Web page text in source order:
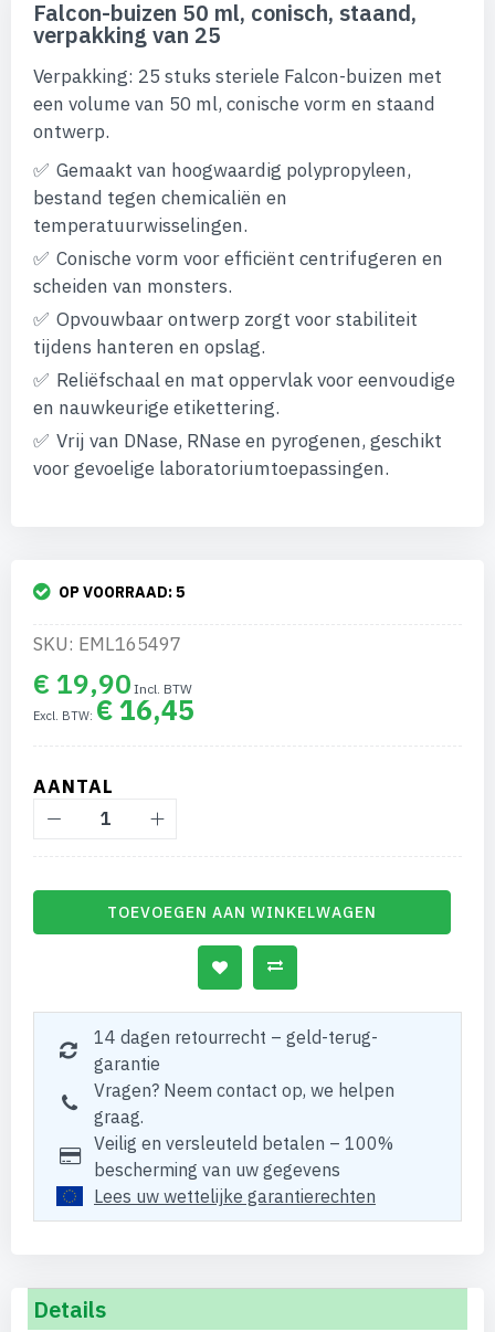
naar
begin
afbeeldingen-
Falcon-buizen 50 ml, conisch, staand,
verpakking van 25
Verpakking: 25 stuks steriele Falcon-buizen met
een volume van 50 ml, conische vorm en staand
ontwerp.
Gemaakt van hoogwaardig polypropyleen,
bestand tegen chemicaliën en
temperatuurwisselingen.
Conische vorm voor efficiënt centrifugeren en
scheiden van monsters.
Opvouwbaar ontwerp zorgt voor stabiliteit
tijdens hanteren en opslag.
Reliëfschaal en mat oppervlak voor eenvoudige
en nauwkeurige etikettering.
Vrij van DNase, RNase en pyrogenen, geschikt
voor gevoelige laboratoriumtoepassingen.
OP VOORRAAD:5
SKU: EML165497
€ 19,90
€ 16,45
AANTAL
TOEVOEGEN AAN WINKELWAGEN
14 dagen retourrecht – geld-terug-
garantie
Vragen? Neem contact op, we helpen
graag.
Veilig en versleuteld betalen – 100%
bescherming van uw gegevens
Lees uw wettelijke garantierechten
Details